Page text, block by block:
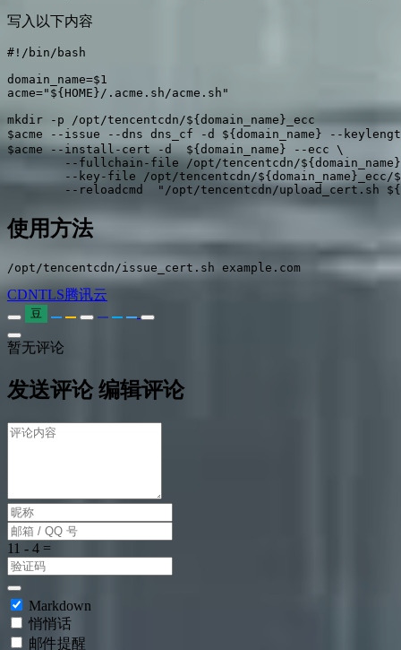
写入以下内容
#!/bin/bash
domain_name=$1
acme="${HOME}/.acme.sh/acme.sh"
mkdir -p /opt/tencentcdn/${domain_name}_ecc
$acme --issue --dns dns_cf -d ${domain_name} --keylength
$acme --install-cert -d  ${domain_name} --ecc \
--fullchain-file /opt/tencentcdn/
--key-file /opt/tencentcdn/${domain_name}_ecc/
--reloadcmd  "/opt/tencentcdn/upload_cert.sh
使用方法
/opt/tencentcdn/issue_cert.sh example.com
CDNTLS 腾讯云
豆
暂无评论
发送评论 编辑评论
Markdown
悄悄话
邮件提醒